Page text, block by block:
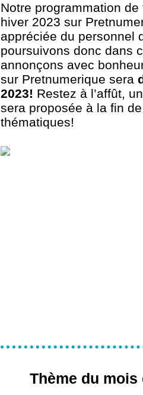
Notre programmation
hiver 2023 sur
appréciée du personnel
poursuivons donc dans
annonçons avec
sur Pretnumerique sera
2023! Restez à l’affût,
sera proposée à la fin
thématiques!
Thème du